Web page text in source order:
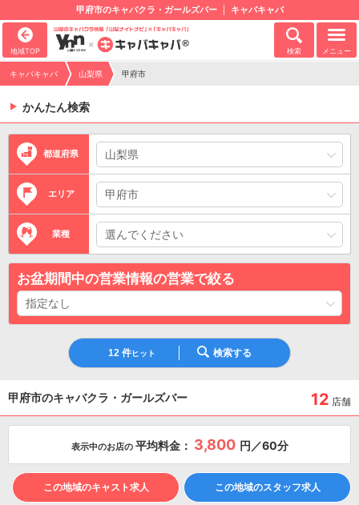
甲府市のキャバクラ・ガールズバー キャバキャバ
地域TOP 検索 メニュー
キャバキャバ 山梨県 甲府市
かんたん検索
都道府県
エリア
業種
お盆期間中の営業情報の営業で絞る
12 件ヒット 検索する
甲府市のキャバクラ・ガールズバー 12 店舗
表示中のお店の 平均料金： 3,800 円／60分
この地域のキャスト求人 この地域のスタッフ求人